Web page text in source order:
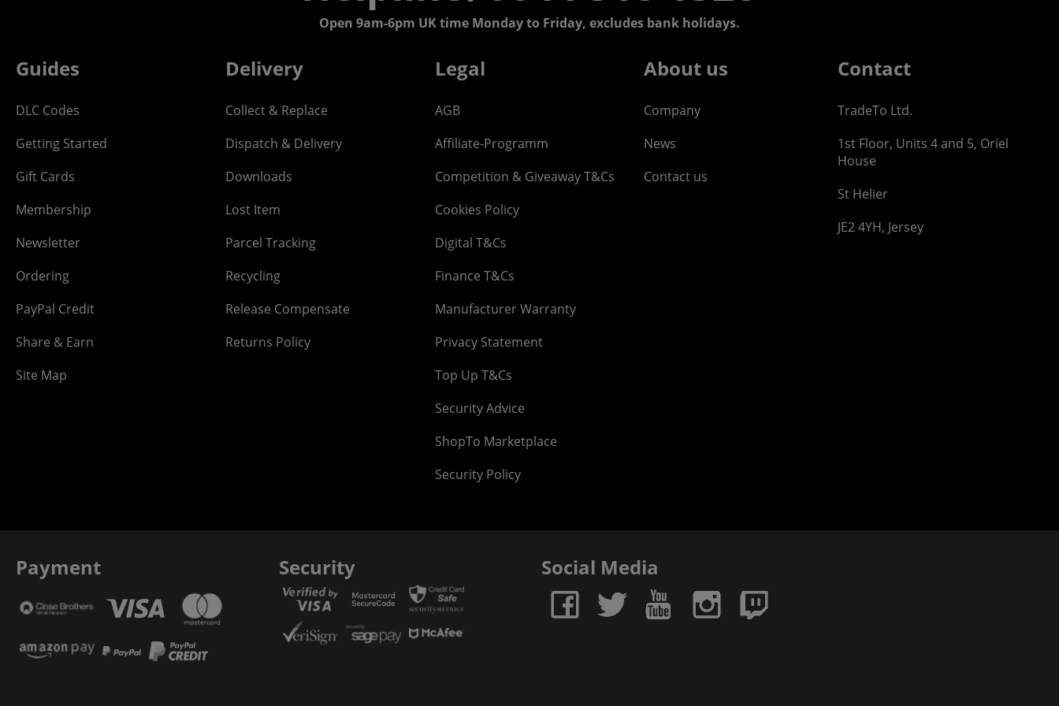
Open 9am-6pm UK time Monday to Friday, excludes bank holidays.
Guides
DLC Codes
Getting Started
Gift Cards
Membership
Newsletter
Ordering
PayPal Credit
Share & Earn
Site Map
Delivery
Collect & Replace
Dispatch & Delivery
Downloads
Lost Item
Parcel Tracking
Recycling
Release Compensate
Returns Policy
Legal
AGB
Affiliate-Programm
Competition & Giveaway T&Cs
Cookies Policy
Digital T&Cs
Finance T&Cs
Manufacturer Warranty
Privacy Statement
Top Up T&Cs
Security Advice
ShopTo Marketplace
Security Policy
About us
Company
News
Contact us
Contact
TradeTo Ltd.
1st Floor, Units 4 and 5, Oriel
House
St Helier
JE2 4YH, Jersey
Payment Security Social Media